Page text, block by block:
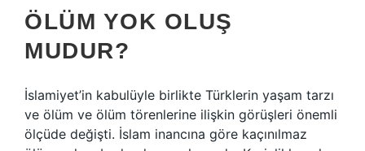
ÖLÜM YOK OLUŞ
MUDUR?
İslamiyet’in kabulüyle birlikte Türklerin yaşam tarzı
ve ölüm ve ölüm törenlerine ilişkin görüşleri önemli
ölçüde değişti. İslam inancına göre kaçınılmaz